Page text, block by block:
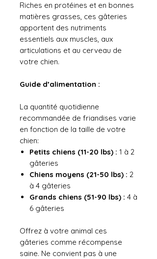
Riches en protéines et en bonnes
matières grasses, ces gâteries
apportent des nutriments
essentiels aux muscles, aux
articulations et au cerveau de
votre chien.
Guide d’alimentation :
La quantité quotidienne
recommandée de friandises varie
en fonction de la taille de votre
chien:
Petits chiens (11-20 lbs) : 1 à 2
gâteries
Chiens moyens (21-50 lbs) : 2
à 4 gâteries
Grands chiens (51-90 lbs) : 4 à
6 gâteries
Offrez à votre animal ces
gâteries comme récompense
saine. Ne convient pas à une